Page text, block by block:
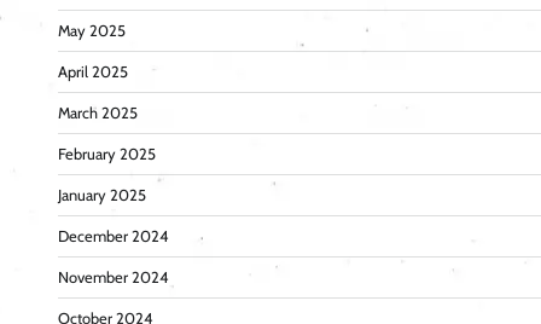
May 2025
April 2025
March 2025
February 2025
January 2025
December 2024
November 2024
October 2024